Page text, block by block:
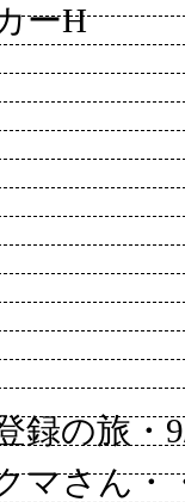
ーH
録の旅・
マさん・